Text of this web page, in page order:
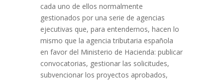
cada uno de ellos normalmente
gestionados por una serie de agencias
ejecutivas que, para entendernos, hacen lo
mismo que la agencia tributaria española
en favor del Ministerio de Hacienda: publicar
convocatorias, gestionar las solicitudes,
subvencionar los proyectos aprobados,